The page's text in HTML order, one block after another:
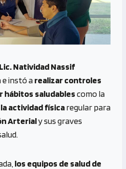
Lic. Natividad Nassif
e instó arealizar controles
hábitos saludablescomo la
actividad físicaregular para
Arterialy sus graves
los equipos de salud de